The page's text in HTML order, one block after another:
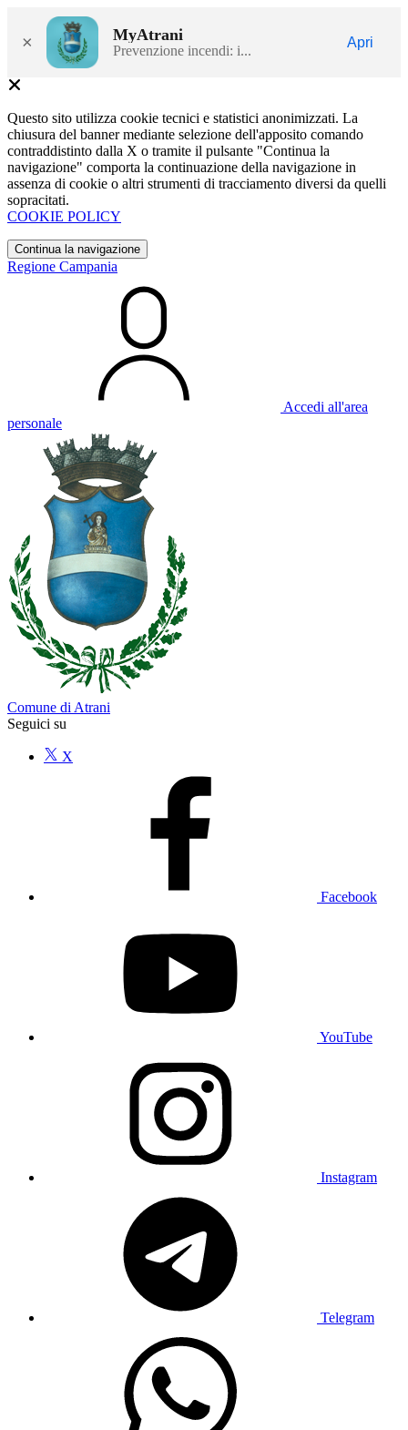
× MyAtrani
Prevenzione incendi: i...
Apri
Questo sito utilizza cookie tecnici e statistici anonimizzati. La
chiusura del banner mediante selezione dell'apposito comando
contraddistinto dalla X o tramite il pulsante "Continua la
navigazione" comporta la continuazione della navigazione in
assenza di cookie o altri strumenti di tracciamento diversi da quelli
sopracitati.
COOKIE POLICY
Continua la navigazione
Regione Campania
Accedi all'area
personale
Comune di Atrani
Seguici su
X
Facebook
YouTube
Instagram
Telegram